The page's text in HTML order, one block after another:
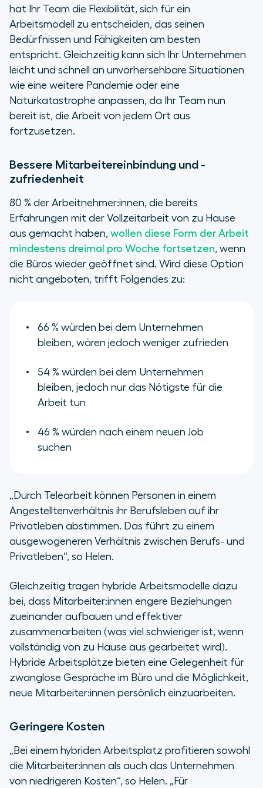
hat Ihr Team die Flexibilität, sich für ein
Arbeitsmodell zu entscheiden, das seinen
Bedürfnissen und Fähigkeiten am besten
entspricht. Gleichzeitig kann sich Ihr Unternehmen
leicht und schnell an unvorhersehbare Situationen
wie eine weitere Pandemie oder eine
Naturkatastrophe anpassen, da Ihr Team nun
bereit ist, die Arbeit von jedem Ort aus
fortzusetzen.
Bessere Mitarbeitereinbindung und -
zufriedenheit
80 % der Arbeitnehmer:innen, die bereits
Erfahrungen mit der Vollzeitarbeit von zu Hause
aus gemacht haben, wollen diese Form der Arbeit
mindestens dreimal pro Woche fortsetzen, wenn
die Büros wieder geöffnet sind. Wird diese Option
nicht angeboten, trifft Folgendes zu:
66 % würden bei dem Unternehmen
bleiben, wären jedoch weniger zufrieden
54 % würden bei dem Unternehmen
bleiben, jedoch nur das Nötigste für die
Arbeit tun
46 % würden nach einem neuen Job
suchen
„Durch Telearbeit können Personen in einem
Angestelltenverhältnis ihr Berufsleben auf ihr
Privatleben abstimmen. Das führt zu einem
ausgewogeneren Verhältnis zwischen Berufs- und
Privatleben“, so Helen.
Gleichzeitig tragen hybride Arbeitsmodelle dazu
bei, dass Mitarbeiter:innen engere Beziehungen
zueinander aufbauen und effektiver
zusammenarbeiten (was viel schwieriger ist, wenn
vollständig von zu Hause aus gearbeitet wird).
Hybride Arbeitsplätze bieten eine Gelegenheit für
zwanglose Gespräche im Büro und die Möglichkeit,
neue Mitarbeiter:innen persönlich einzuarbeiten.
Geringere Kosten
„Bei einem hybriden Arbeitsplatz profitieren sowohl
die Mitarbeiter:innen als auch das Unternehmen
von niedrigeren Kosten“, so Helen. „Für